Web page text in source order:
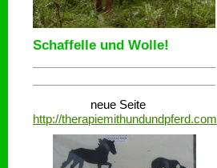
Schaffelle und Wolle!
neue Seite
http://therapiemithundundpferd.com